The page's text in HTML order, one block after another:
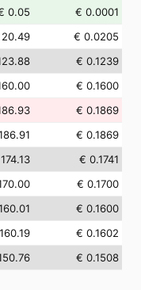
0.05
€ 0.0001
€ 0.0205
€ 0.1239
€ 0.1600
€ 0.1869
€ 0.1869
€ 0.1741
€ 0.1700
€ 0.1600
€ 0.1602
€ 0.1508